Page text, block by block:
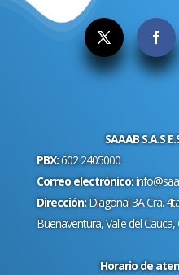
SAAAB S.A.S
PBX:602 2405000
Correo electrónico:
Dirección:Diagonal 3A Cra.
Buenaventura, Valle del
Horario de